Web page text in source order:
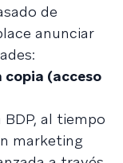
de
anunciar
copia (acceso
al tiempo
marketing